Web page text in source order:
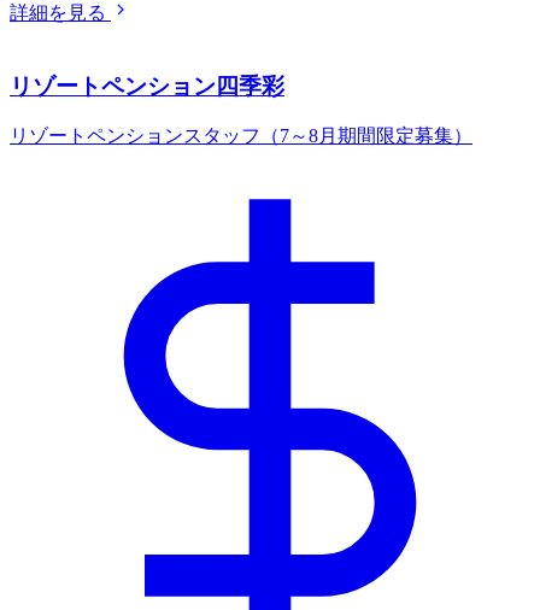
詳細を見る
リゾートペンション四季彩
リゾートペンションスタッフ（7～8月期間限定募集）